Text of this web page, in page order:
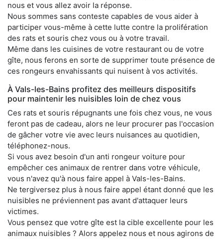
nous et vous allez avoir la réponse.
Nous sommes sans conteste capables de vous aider à
participer vous-même à cette lutte contre la prolifération
des rats et souris chez vous ou à votre travail.
Même dans les cuisines de votre restaurant ou de votre
gîte, nous ferons en sorte de supprimer toute présence de
ces rongeurs envahissants qui nuisent à vos activités.
À Vals-les-Bains profitez des meilleurs dispositifs
pour maintenir les nuisibles loin de chez vous
Ces rats et souris répugnants une fois chez vous, ne vous
feront pas de cadeau, alors ne leur procurer pas l'occasion
de gâcher votre vie avec leurs nuisances au quotidien,
téléphonez-nous.
Si vous avez besoin d'un anti rongeur voiture pour
empêcher ces animaux de rentrer dans votre véhicule,
vous n'avez qu'à nous faire appel à Vals-les-Bains.
Ne tergiversez plus à nous faire appel étant donné que les
nuisibles ne préviennent pas avant d'attaquer leurs
victimes.
Vous pensez que votre gîte est la cible excellente pour les
animaux nuisibles ? Alors appelez nous et nous agirons de